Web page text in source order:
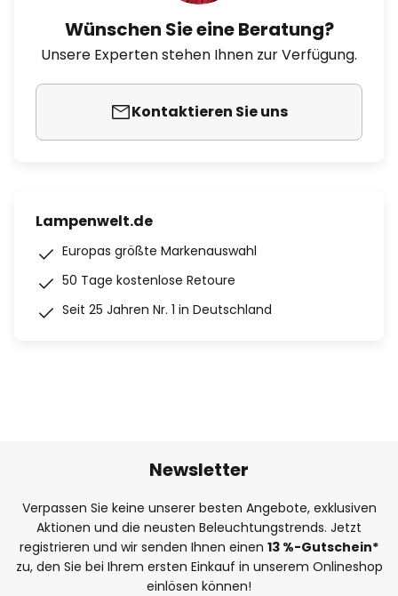
Wünschen Sie eine Beratung?
Unsere Experten stehen Ihnen zur Verfügung.
Kontaktieren Sie uns
Lampenwelt.de
Europas größte Markenauswahl
50 Tage kostenlose Retoure
Seit 25 Jahren Nr. 1 in Deutschland
Newsletter
Verpassen Sie keine unserer besten Angebote, exklusiven
Aktionen und die neusten Beleuchtungstrends. Jetzt
registrieren und wir senden Ihnen einen 13 %-Gutschein*
zu, den Sie bei Ihrem ersten Einkauf in unserem Onlineshop
einlösen können!